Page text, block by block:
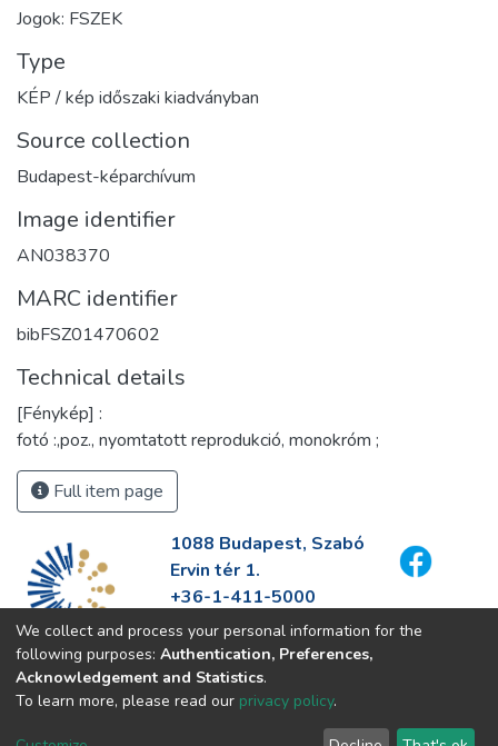
Jogok: FSZEK
Type
KÉP / kép időszaki kiadványban
Source collection
Budapest-képarchívum
Image identifier
AN038370
MARC identifier
bibFSZ01470602
Technical details
[Fénykép] :
fotó :,poz., nyomtatott reprodukció, monokróm ;
Full item page
1088 Budapest, Szabó
Ervin tér 1.
+36-1-411-5000
info@fszek.hu
https://fszek.hu
We collect and process your personal information for the
following purposes: Authentication, Preferences,
Acknowledgement and Statistics.
To learn more, please read our privacy policy.